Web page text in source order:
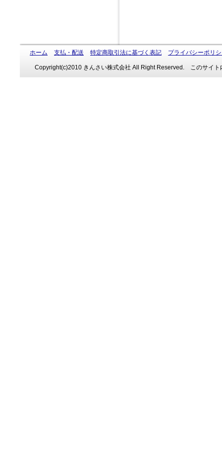
ホーム 支払・配送 特定商取引法に基づく表記 プライバシーポリ
Copyright(c)2010 きんさい株式会社 All Right Reserved. このサイト